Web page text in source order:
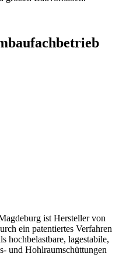
ist Hersteller von
ein patentiertes Verfahren
hochbelastbare, lagestabile,
und Hohlraumschüttungen